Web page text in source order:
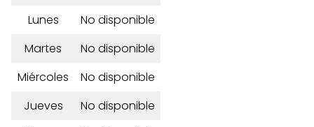
Lunes
No disponible
Martes
No disponible
Miércoles
No disponible
Jueves
No disponible